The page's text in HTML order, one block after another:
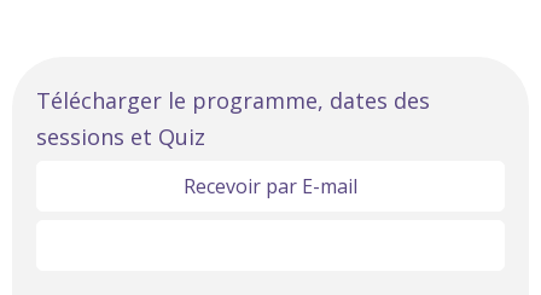
Formation
CACES®
Télécharger le programme, dates des
sessions et Quiz
Recevoir par E-mail